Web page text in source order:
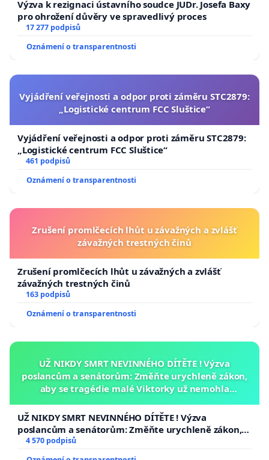
Výzva k rezignaci ústavního soudce JUDr. Josefa Baxy
pro ohrožení důvěry ve spravedlivý proces
17 277 podpisů
Oznámení o transparentnosti
Vyjádření veřejnosti a odpor proti záměru STC2879:
„Logistické centrum FCC Sluštice“
Vyjádření veřejnosti a odpor proti záměru STC2879:
„Logistické centrum FCC Sluštice“
461 podpisů
Oznámení o transparentnosti
Zrušení promlčecích lhůt u závažných a zvlášť
závažných trestných činů
Zrušení promlčecích lhůt u závažných a zvlášť
závažných trestných činů
163 podpisů
Oznámení o transparentnosti
UŽ NIKDY SMRT NEVINNÉHO DÍTĚTE ! Výzva
poslancům a senátorům: Změňte urychleně zákon,
aby se tragédie malé Viktorky už nemohla
UŽ NIKDY SMRT NEVINNÉHO DÍTĚTE ! Výzva
poslancům a senátorům: Změňte urychleně zákon,
aby se tragédie malé Viktorky už nemohla opakovat!
4 570 podpisů